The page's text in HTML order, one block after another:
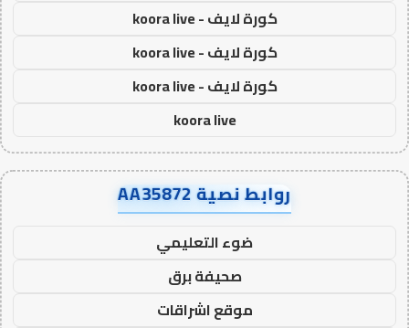
كورة لايف - koora live
كورة لايف - koora live
كورة لايف - koora live
koora live
روابط نصية AA35872
ضوء التعليمي
صحيفة برق
موقع اشراقات